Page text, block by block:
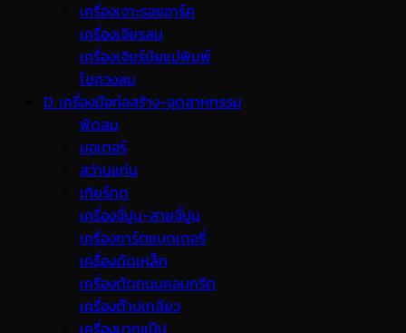
เครื่องเจาะรอยอาร์ค
เครื่องเจียรลม
เครื่องเจียร์นัยแม่พิมพ์
ไขควงลม
D. เครื่องมือก่อสร้าง-อุตสาหกรรม
พ้ดลม
มอเตอร์
สว่านแท่น
เกียร์ทด
เครื่องจี้ปูน-สายจี้ปูน
เครื่องชาร์ตแบตเตอรี่
เครื่องดัดเหล็ก
เครื่องตัดถนนคอนกรีต
เครื่องต๊าปเกลียว
เครื่องบากแป๊ป